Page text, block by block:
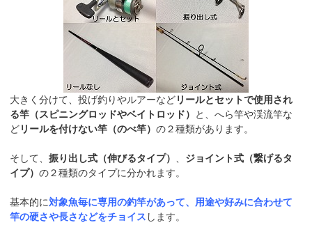
大きく分けて、投げ釣りやルアーなどリールとセットで使用され
る竿（スピニングロッドやベイトロッド） と、へら竿や渓流竿な
どリールを付けない竿（のべ竿）の２種類があります。
そして、振り出し式（伸びるタイプ）
ジョイント式（繋げるタ
イプ）の２種類のタイプに分かれます。
基本的に対象魚毎に専用の釣竿があって、用途や好みに合わせて
竿の硬さや長さなどをチョイス します。